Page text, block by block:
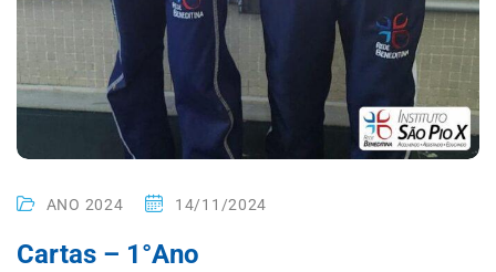
ANO 2024 14/11/2024
Cartas – 1°Ano